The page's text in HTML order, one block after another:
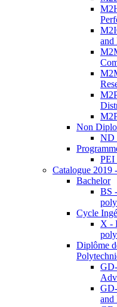
and
Non
ND
PEI
Catalogue 2019
Bachelor
BS
Cycle
X -
Diplôme
and